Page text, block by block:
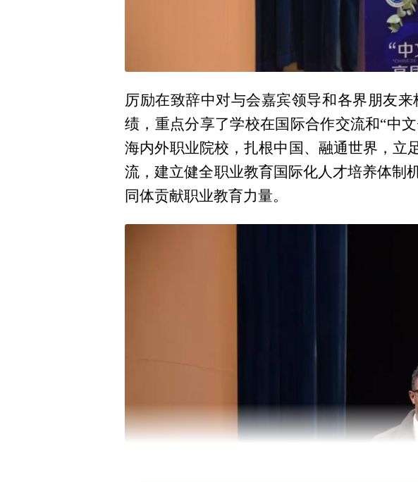
厉励在致辞中对与会嘉宾领导和各界朋友
绩，重点分享了学校在国际合作交流和“中
海内外职业院校，扎根中国、融通世界，立
流，建立健全职业教育国际化人才培养体制
同体贡献职业教育力量。